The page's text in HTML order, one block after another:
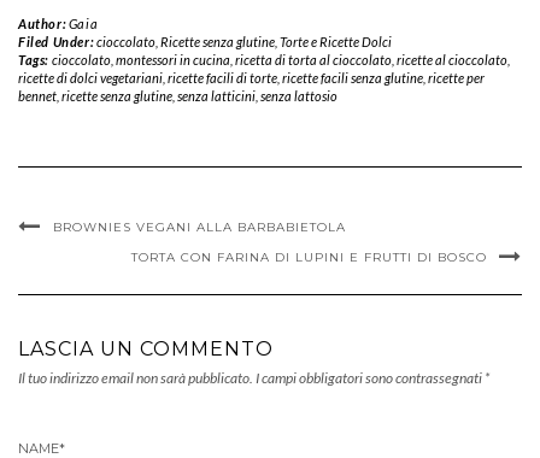
Author:Gaia
Filed Under:cioccolato, Ricette senza glutine, Torte e Ricette Dolci
Tags: cioccolato, montessori in cucina ricetta di torta al cioccolato, ricette al cioccolato,
ricette di dolci vegetariani ricette facili di torte ricette facili senza glutine ricette per
bennet ricette senza glutine senza latticini senza lattosio
BROWNIES VEGANI ALLA BARBABIETOLA
TORTA CON FARINA DI LUPINI E FRUTTI DI BOSCO
LASCIA UN COMMENTO
Il tuo indirizzo email non sarà pubblicato. I campi obbligatori sono contrassegnati *
NAME*